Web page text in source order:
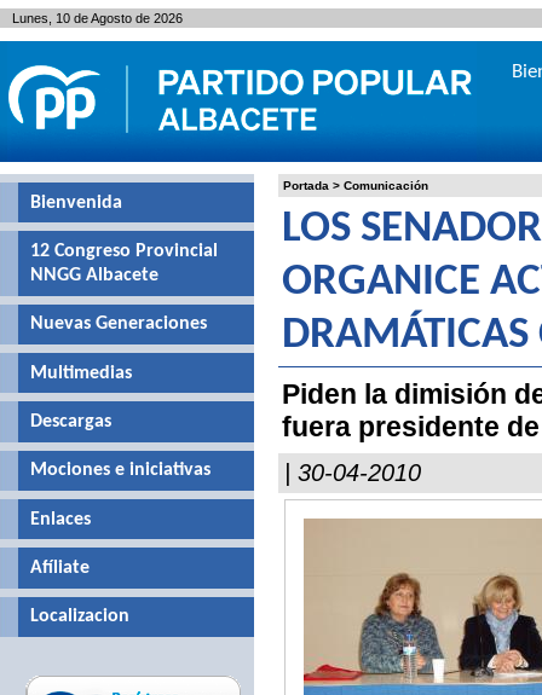
Portada > Comunicación
LOS
ORGANICE
DRAMÁTICAS
Piden la dimisión
fuera presidente
| 30-04-2010
Bienvenida
12 Congreso Provincial
NNGG Albacete
Nuevas Generaciones
Multimedias
Descargas
Mociones e iniciativas
Enlaces
Afíliate
Localizacion
Lunes, 10 de Agosto de 2026